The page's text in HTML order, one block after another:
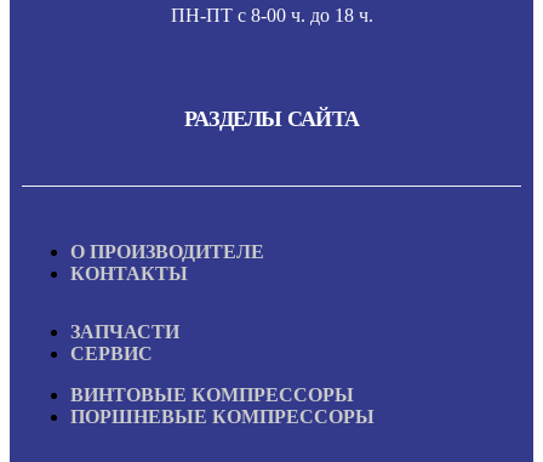
ПН-ПТ с 8-00 ч. до 18 ч.
РАЗДЕЛЫ САЙТА
О ПРОИЗВОДИТЕЛЕ
КОНТАКТЫ
ЗАПЧАСТИ
СЕРВИС
ВИНТОВЫЕ КОМПРЕССОРЫ
ПОРШНЕВЫЕ КОМПРЕССОРЫ